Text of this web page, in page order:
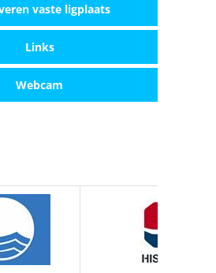
vaste ligplaats
Links
Webcam